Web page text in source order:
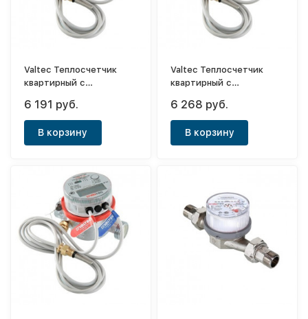
Valtec Теплосчетчик
квартирный с
расходомером M-BUS
2,5 м3/час (прямой)
6 191 руб.
В корзину
Valtec Теплосчетчик
квартирный с
расходомером RS-485
1,5 м3/час (обратный)
6 268 руб.
В корзину